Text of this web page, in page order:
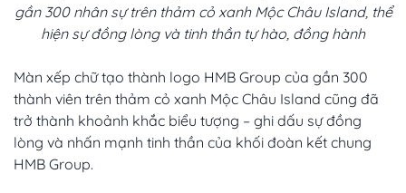
gần 300 nhân sự trên thảm cỏ xanh Mộc Châu Island, thể
hiện sự đồng lòng và tinh thần tự hào, đồng hành
Màn xếp chữ tạo thành logo HMB Group của gần 300
thành viên trên thảm cỏ xanh Mộc Châu Island cũng đã
trở thành khoảnh khắc biểu tượng – ghi dấu sự đồng
lòng và nhấn mạnh tinh thần của khối đoàn kết chung
HMB Group.